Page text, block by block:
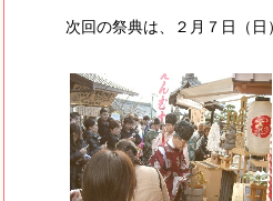
次回の祭典は、２月７日（日